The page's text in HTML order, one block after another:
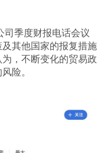
司季度财报电话会议
及其他国家的报复措施
，不断变化的贸易政
险。